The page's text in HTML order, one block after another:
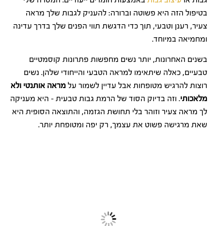
בטיפול הזה היא פשוטה וברורה: להעניק לגבות שלך מראה
צעיר, רענן וטבעי, תוך כדי הדגשת תווי הפנים שלך בדרך עדינה
ומחמיאה במיוחד.
בשנים האחרונות, יותר נשים מחפשות פתרונות קוסמטיים
טבעיים, כאלה שיתאימו למראה הטבעי והייחודי שלהן. נשים
רוצות להרגיש מטופחות אבל עדיין לשמור על מראה אותנטי ולא
מלאכותי. וזה בדיוק הסוד של הרמת גבות טבעית – היא מעניקה
לך מראה צעיר וזוהר בלי תחושת הגזמה, והתוצאה הסופית היא
שאת מרגישה פשוט את עצמך, רק יפה ומטופחת יותר.